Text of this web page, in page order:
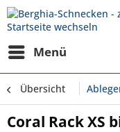
Menü
Übersicht
Coral Rack XS